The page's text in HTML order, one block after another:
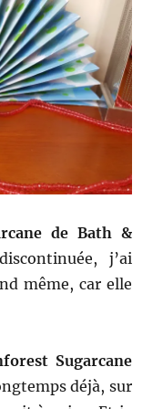
de Bath &
j’ai
même, car elle
Sugarcane
déjà, sur